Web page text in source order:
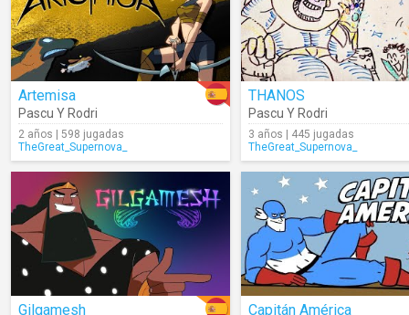
Artemisa
Pascu Y Rodri
2 años | 598 jugadas
TheGreat_Supernova_
THANOS
Pascu Y Rodri
3 años | 445 jugadas
TheGreat_Supernova_
Gilgamesh Capitán América